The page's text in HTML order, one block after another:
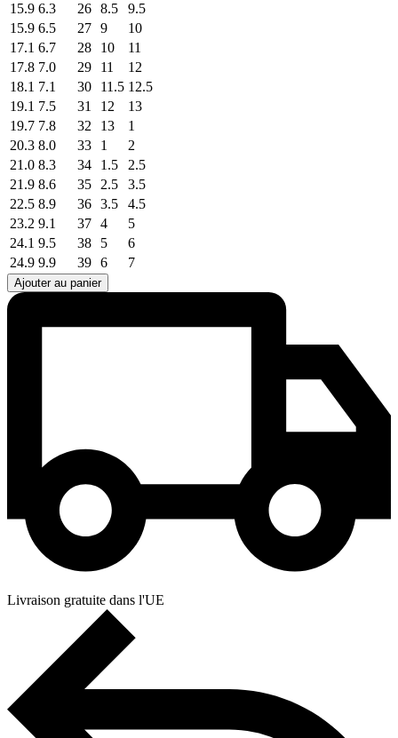
15.9 6.3 26 8.5
9.5
15.9 6.5 27 9
10
17.1 6.7 28 10
11
17.8 7.0 29 11
12
18.1 7.1 30 11.5 12.5
19.1 7.5 31 12
13
19.7 7.8 32 13
1
20.3 8.0 33 1
2
21.0 8.3 34 1.5
2.5
21.9 8.6 35 2.5
3.5
22.5 8.9 36 3.5
4.5
23.2 9.1 37 4
5
24.1 9.5 38 5
6
24.9 9.9 39 6 7
Ajouter au panier
Livraison gratuite dans l'UE